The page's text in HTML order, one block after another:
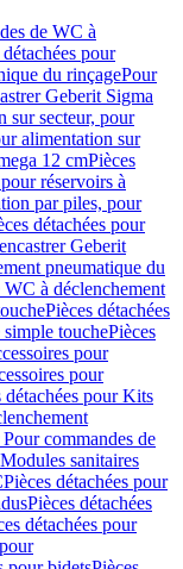
de WC à
pour
du rinçagePour
Geberit Sigma
sur secteur, pour
alimentation sur
12 cmPièces
réservoirs à
par piles, pour
détachées pour
Geberit
pneumatique du
WC à déclenchement
Pièces détachées
touchePièces
pour
pour
détachées pour Kits
commandes de
Modules sanitaires
Pièces détachées pour
Pièces détachées
détachées pour